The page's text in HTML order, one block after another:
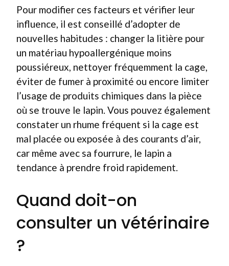
Pour modifier ces facteurs et vérifier leur
influence, il est conseillé d’adopter de
nouvelles habitudes : changer la litière pour
un matériau hypoallergénique moins
poussiéreux, nettoyer fréquemment la cage,
éviter de fumer à proximité ou encore limiter
l’usage de produits chimiques dans la pièce
où se trouve le lapin. Vous pouvez également
constater un rhume fréquent si la cage est
mal placée ou exposée à des courants d’air,
car même avec sa fourrure, le lapin a
tendance à prendre froid rapidement.
Quand doit-on
consulter un vétérinaire
?